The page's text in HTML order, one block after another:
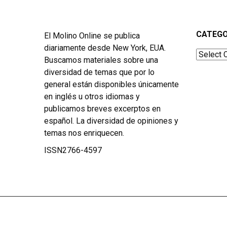
El Molino Online se publica
diariamente desde New York, EUA.
Buscamos materiales sobre una
diversidad de temas que por lo
general están disponibles únicamente
en inglés u otros idiomas y
publicamos breves excerptos en
español. La diversidad de opiniones y
temas nos enriquecen.
ISSN2766-4597